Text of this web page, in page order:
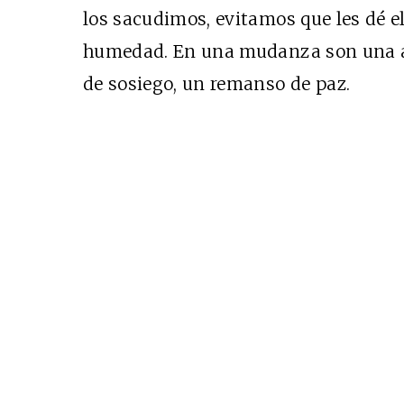
los sacudimos, evitamos que les dé
humedad. En una mudanza son
de sosiego, un remanso de paz.
Cine desde los
EDICIÓN MÉXICO